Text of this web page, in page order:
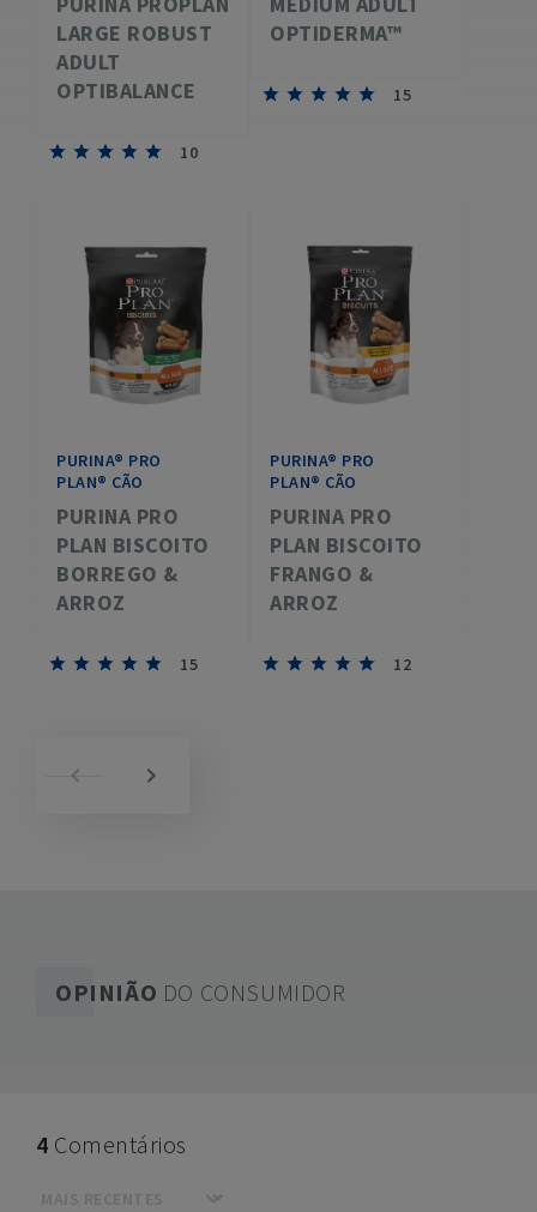
LARGE ROBUST
ADULT
OPTIBALANCE
10
OPTIDERMA™
15
PURINA® PRO
PLAN® CÃO
PURINA PRO
PLAN BISCOITO
BORREGO &
ARROZ
15
PURINA® PRO
PLAN® CÃO
PURINA PRO
PLAN BISCOITO
FRANGO &
ARROZ
12
OPINIÃO DO CONSUMIDOR
4 Comentários